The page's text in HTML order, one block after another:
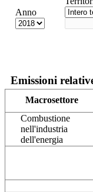
Anno
Emissioni
Macrosettore
Combustione
nell'industria
dell'energia